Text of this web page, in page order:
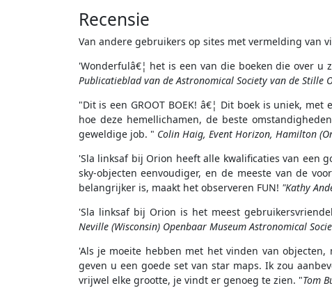
Recensie
Van andere gebruikers op sites met vermelding van
'Wonderfulâ€¦ het is een van die boeken die over
Publicatieblad van de Astronomical Society van de Stille
"Dit is een GROOT BOEK! â€¦ Dit boek is uniek,
hoe deze hemellichamen, de beste
geweldige job. " Colin Haig, Event Horizon, Hamilton
'Sla linksaf bij Orion heeft alle kwalificaties van een
sky-objecten eenvoudiger, en de meeste van de
belangrijker is, maakt het observeren FUN! "Kathy
'Sla linksaf bij Orion is het meest
Neville (Wisconsin) Openbaar Museum Astronomical
'Als je moeite hebben met het vinden van
geven u een goede set van star maps. Ik zou
vrijwel elke grootte, je vindt er genoeg te zien. "Tom